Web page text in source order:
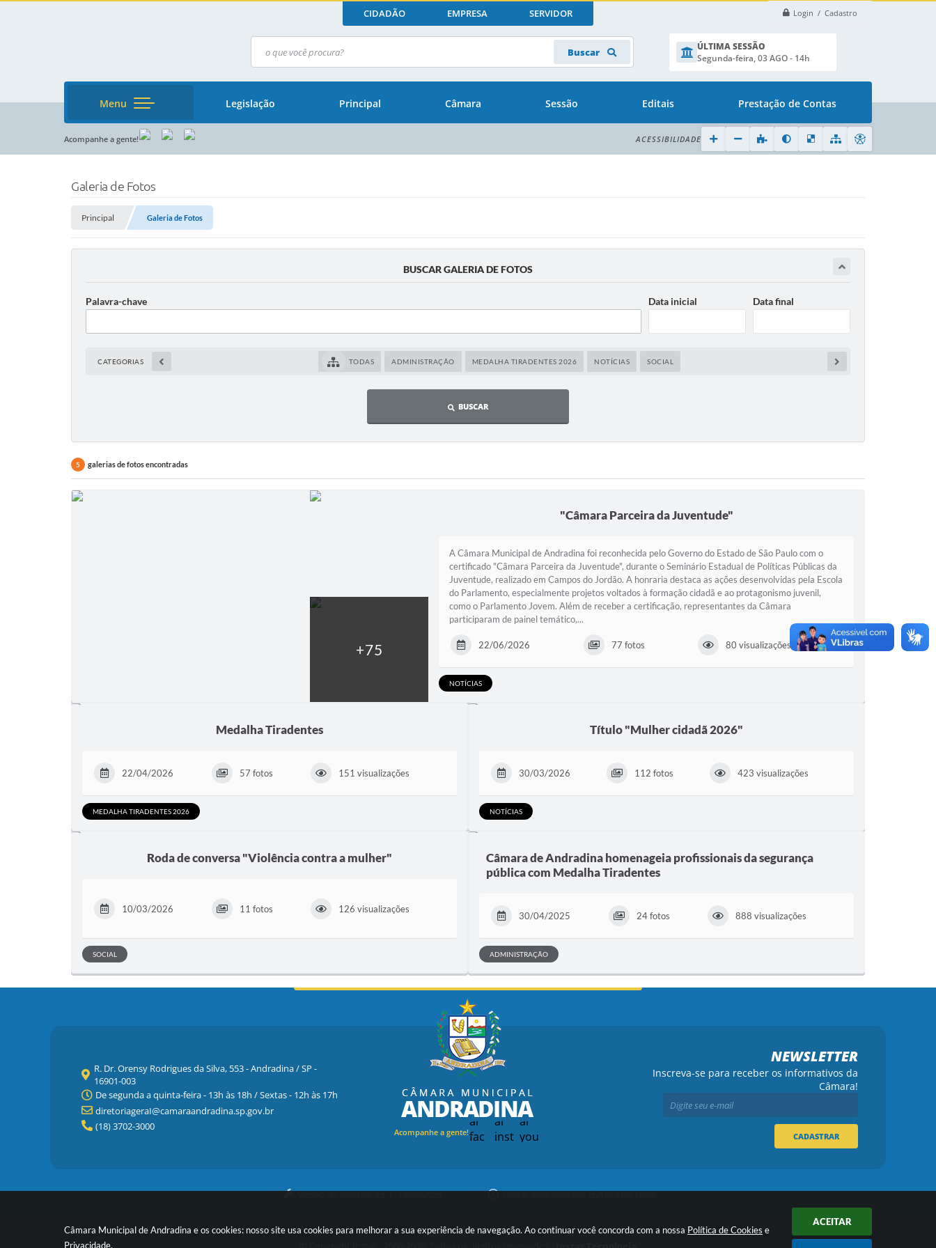
Câmara Municipal de Andradina e os cookies: nosso site usa cookies para melhorar a sua experiência de navegação. Ao continuar você concorda com a nossa Política de Cookies e
Privacidade.
ACEITAR
Login / Cadastro
CIDADÃO EMPRESA SERVIDOR
Buscar
ÚLTIMA SESSÃO
Segunda-feira, 03 AGO - 14h
Menu Legislação Principal Câmara Sessão Editais Prestação de Contas
Acompanhe a gente! ACESSIBILIDADE
Galeria de Fotos
Principal Galeria de Fotos
BUSCAR GALERIA DE FOTOS
Palavra-chave Data inicial Data final
CATEGORIAS TODAS ADMINISTRAÇÃO MEDALHA TIRADENTES 2026 NOTÍCIAS SOCIAL
BUSCAR
5 galerias de fotos encontradas
"Câmara Parceira da Juventude"
A Câmara Municipal de Andradina foi reconhecida pelo Governo do Estado de São Paulo com o
certificado "Câmara Parceira da Juventude", durante o Seminário Estadual de Políticas Públicas da
Juventude, realizado em Campos do Jordão. A honraria destaca as ações desenvolvidas pela Escola
do Parlamento, especialmente projetos voltados à formação cidadã e ao protagonismo juvenil,
como o Parlamento Jovem. Além de receber a certificação, representantes da Câmara
participaram de painel temático,...
22/06/2026 77 fotos 80 visualizações
NOTÍCIAS
Medalha Tiradentes
22/04/2026 57 fotos 151 visualizações
MEDALHA TIRADENTES 2026
Título "Mulher cidadã 2026"
30/03/2026 112 fotos 423 visualizações
NOTÍCIAS
Roda de conversa "Violência contra a mulher"
10/03/2026 11 fotos 126 visualizações
SOCIAL
Câmara de Andradina homenageia profissionais da segurança
pública com Medalha Tiradentes
30/04/2025 24 fotos 888 visualizações
ADMINISTRAÇÃO
R. Dr. Orensy Rodrigues da Silva, 553 - Andradina / SP -
16901-003
De segunda a quinta-feira - 13h às 18h / Sextas - 12h às 17h
diretoriageraI@camaraandradina.sp.gov.br
(18) 3702-3000
Acompanhe a gente!
NEWSLETTER
Inscreva-se para receber os informativos da
Câmara!
CADASTRAR
Versão do Sistema:3.5.3 - 19/06/2026 Portal atualizado em:05/08/2026 16:44